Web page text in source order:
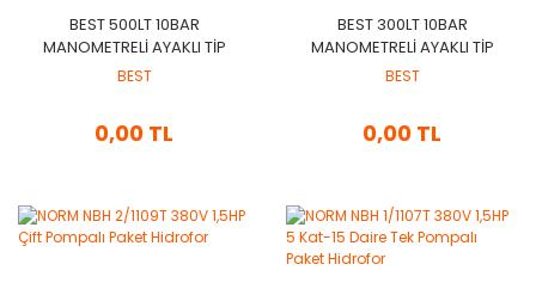
BEST 500LT 10BAR
MANOMETRELI AYAKLI TIP
GENLEŞME TANKI
BEST
0,00 TL
BEST 300LT 10BAR
MANOMETRELI AYAKLI TIP
GENLEŞME TANKI
BEST
0,00 TL